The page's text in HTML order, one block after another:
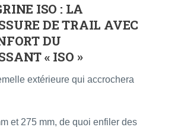
ISO : LA
DE TRAIL AVEC
DU
« ISO »
extérieure qui accrochera
et 275 mm, de quoi enfiler des